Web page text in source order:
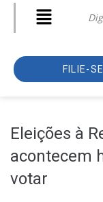
FILIE-SE
Eleições à
acontecem
votar